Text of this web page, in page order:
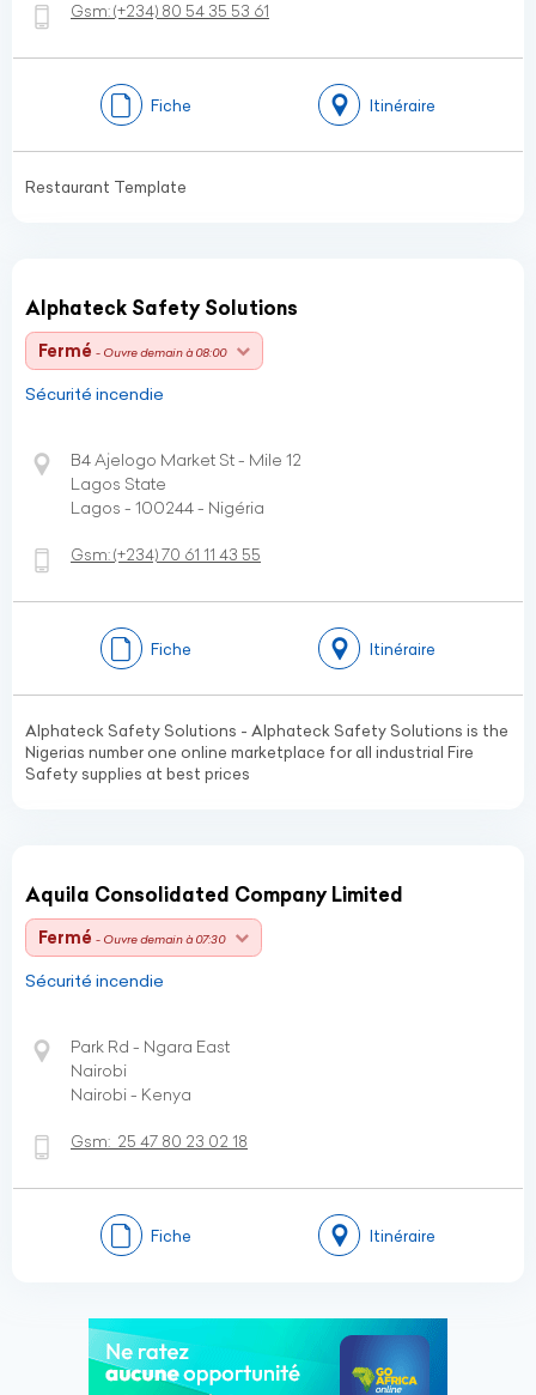
Gsm:(+234) 80 54 35 53 61
Fiche Itinéraire
Restaurant Template
Alphateck Safety Solutions
Fermé - Ouvre demain à 08:00
Sécurité incendie
B4 Ajelogo Market St - Mile 12
Lagos State
Lagos - 100244 - Nigéria
Gsm:(+234)70 61 11 43 55
Fiche Itinéraire
Alphateck Safety Solutions - Alphateck Safety Solutions is the
Nigerias number one online marketplace for all industrial Fire
Safety supplies at best prices
Aquila Consolidated Company Limited
Fermé - Ouvre demain à 07:30
Sécurité incendie
Park Rd - Ngara East
Nairobi
Nairobi - Kenya
Gsm: 25 47 80 23 02 18
Fiche Itinéraire